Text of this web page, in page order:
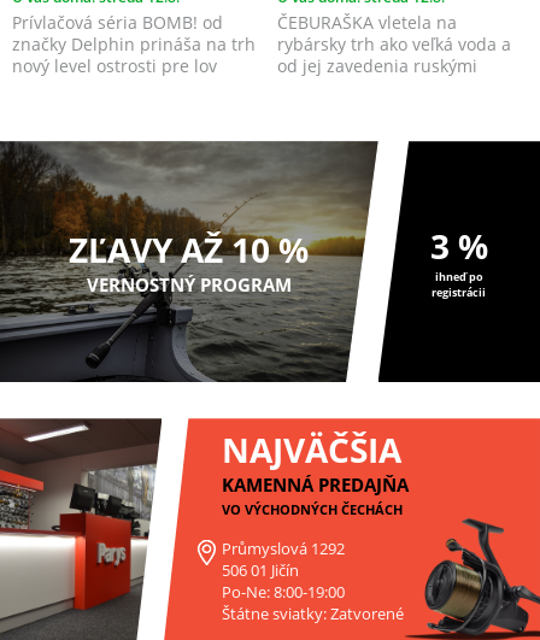
Prívlačová séria BOMB! od
značky Delphin prináša na trh
nový level ostrosti pre lov
ČEBURAŠKA vletela na
rybársky trh ako veľká voda a
od jej zavedenia ruskými
ZĽAVY AŽ 10 %
VERNOSTNÝ PROGRAM
3 %
ihneď po
registrácii
NAJVÄČŠIA
KAMENNÁ PREDAJŇA
VO VÝCHODNÝCH ČECHÁCH
Průmyslová 1292
506 01 Jičín
Po-Ne: 8:00-19:00
Štátne sviatky: Zatvorené